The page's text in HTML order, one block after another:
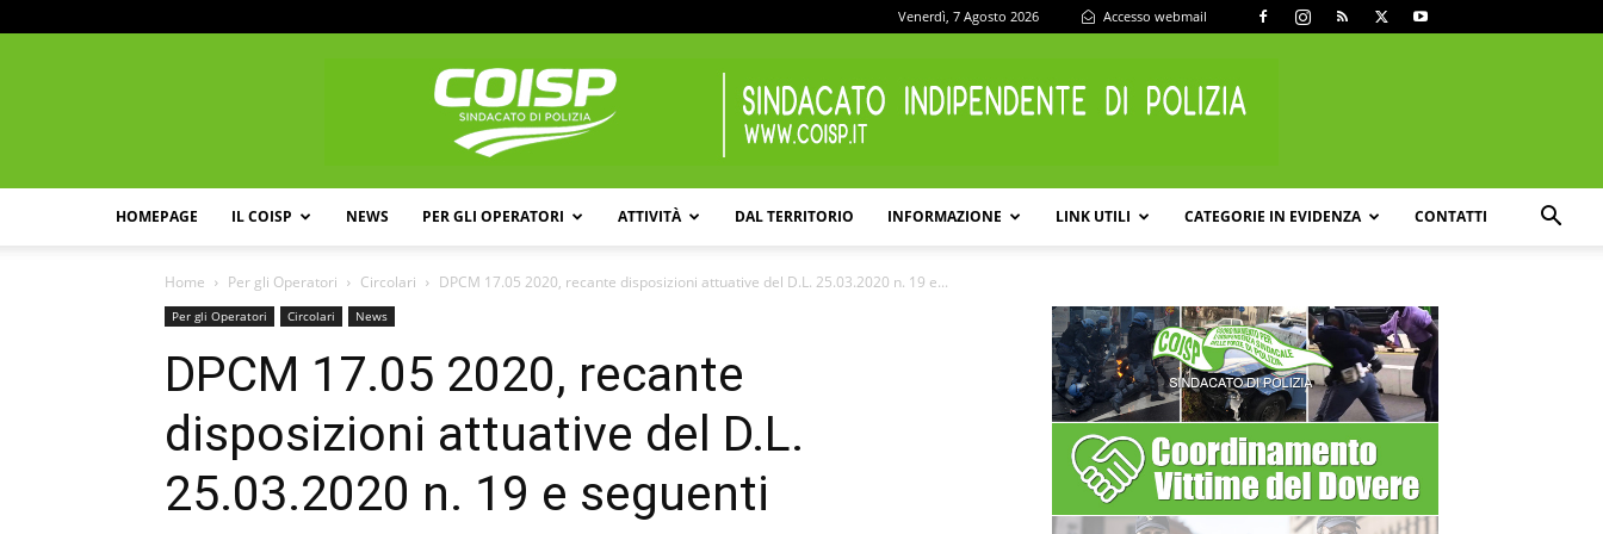
Venerdì, 7 Agosto 2026 Accesso webmail
HOMEPAGE IL COISP NEWS PER GLI OPERATORI ATTIVITÀ DAL TERRITORIO INFORMAZIONE LINK UTILI CATEGORIE IN EVIDENZA CONTATTI
Home Per gli Operatori Circolari DPCM 17.05 2020, recante disposizioni attuative del D.L. 25.03.2020 n. 19 e...
Per gli Operatori Circolari News
DPCM 17.05 2020, recante
disposizioni attuative del D.L.
25.03.2020 n. 19 e seguenti